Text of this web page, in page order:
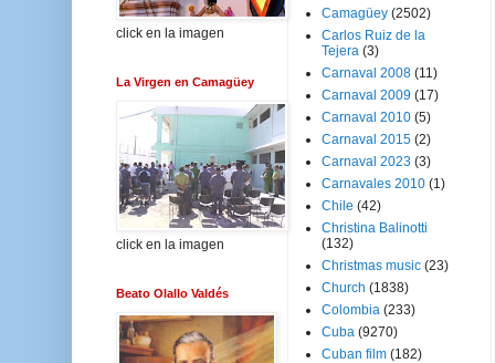
click en la imagen
La Virgen en Camagüey
click en la imagen
Beato Olallo Valdés
Camagüey (2502)
Carlos Ruiz de la
Tejera (3)
Carnaval 2008 (11)
Carnaval 2009 (17)
Carnaval 2010 (5)
Carnaval 2015 (2)
Carnaval 2023 (3)
Carnavales 2010 (1)
Chile (42)
Christina Balinotti
(132)
Christmas music (23)
Church (1838)
Colombia (233)
Cuba (9270)
Cuban film (182)